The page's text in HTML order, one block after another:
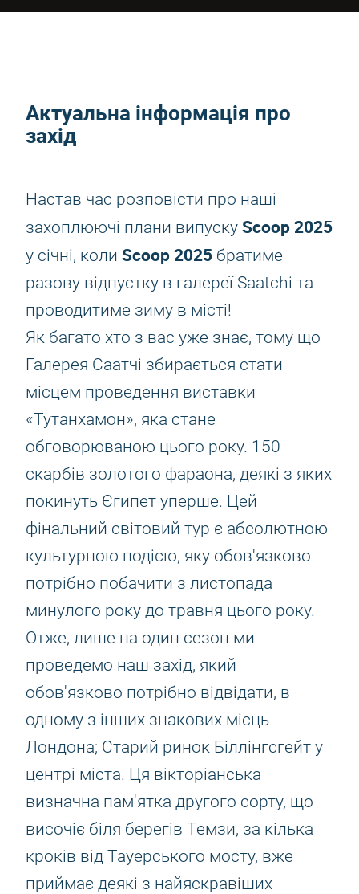
Актуальна інформація про
захід
Настав час розповісти про наші
захоплюючі плани випуску Scoop 2025
у січні, коли Scoop 2025 братиме
разову відпустку в галереї Saatchi та
проводитиме зиму в місті!
Як багато хто з вас уже знає, тому що
Галерея Саатчі збирається стати
місцем проведення виставки
«Тутанхамон», яка стане
обговорюваною цього року. 150
скарбів золотого фараона, деякі з яких
покинуть Єгипет уперше. Цей
фінальний світовий тур є абсолютною
культурною подією, яку обов'язково
потрібно побачити з листопада
минулого року до травня цього року.
Отже, лише на один сезон ми
проведемо наш захід, який
обов'язково потрібно відвідати, в
одному з інших знакових місць
Лондона; Старий ринок Біллінгсгейт у
центрі міста. Ця вікторіанська
визначна пам'ятка другого сорту, що
височіє біля берегів Темзи, за кілька
кроків від Тауерського мосту, вже
приймає деякі з найяскравіших